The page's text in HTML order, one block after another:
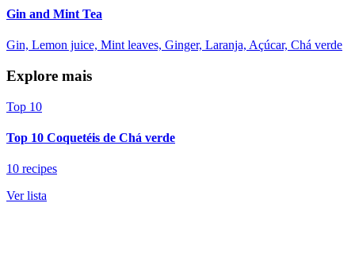
Gin and Mint Tea
Gin, Lemon juice, Mint leaves, Ginger, Laranja, Açúcar, Chá verde
Explore mais
Top 10
Top 10 Coquetéis de Chá verde
10 recipes
Ver lista